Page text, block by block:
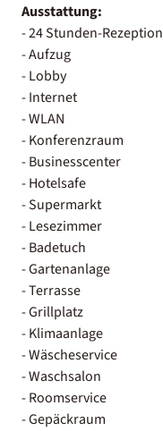
Ausstattung:
- 24 Stunden-Rezeption
- Aufzug
- Lobby
- Internet
- WLAN
- Konferenzraum
- Businesscenter
- Hotelsafe
- Supermarkt
- Lesezimmer
- Badetuch
- Gartenanlage
- Terrasse
- Grillplatz
- Klimaanlage
- Wäscheservice
- Waschsalon
- Roomservice
- Gepäckraum